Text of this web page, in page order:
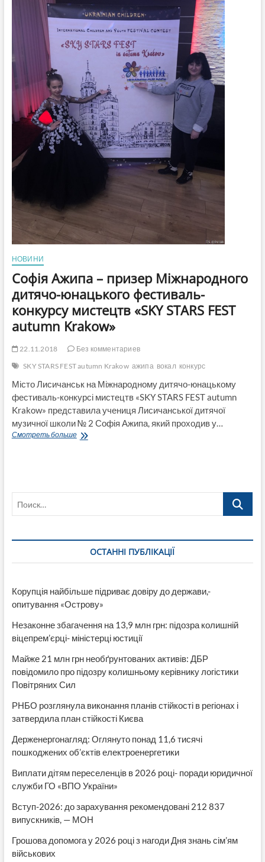
НОВИНИ
Софія Ажипа – призер Міжнародного
дитячо-юнацького фестиваль-
конкурсу мистецтв «SKY STARS FEST
autumn Krakow»
22.11.2018
Без комментариев
SKY STARS FEST autumn Krakow ажипа вокал конкурс
Місто Лисичанськ на Міжнародному дитячо-юнацькому
фестиваль-конкурсі мистецтв «SKY STARS FEST autumn
Krakow» представила учениця Лисичанської дитячої
музичної школи № 2 Софія Ажипа, який проходив у…
Смотреть большеСофія
«SKY
STARS
FEST
Поиск…
ОСТАННІ ПУБЛІКАЦІЇ
Корупція найбільше підриває довіру до держави,-
опитування «Острову»
Незаконне збагачення на 13,9 млн грн: підозра колишній
віцепрем’єрці- міністерці юстиції
Майже 21 млн грн необґрунтованих активів: ДБР
повідомило про підозру колишньому керівнику логістики
Повітряних Сил
РНБО розглянула виконання планів стійкості в регіонах і
затвердила план стійкості Києва
Держенергонагляд: Оглянуто понад 11,6 тисячі
пошкоджених об’єктів електроенергетики
Виплати дітям переселенців в 2026 році- поради юридичної
служби ГО «ВПО України»
Вступ-2026: до зарахування рекомендовані 212 837
випускників, — МОН
Грошова допомога у 2026 році з нагоди Дня знань сім’ям
військових